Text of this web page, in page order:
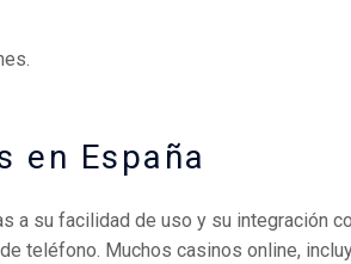
en España
a su facilidad de uso y su integración
teléfono. Muchos casinos online,